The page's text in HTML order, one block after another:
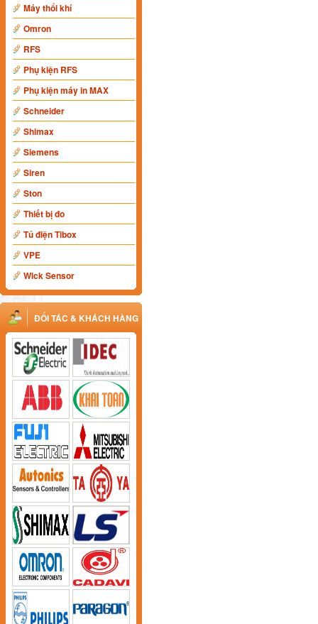
Máy thổi khí
Omron
RFS
Phụ kiện RFS
Phụ kiện máy in MAX
Schneider
Shimax
Siemens
Siren
Ston
Thiết bị đo
Tủ điện Tibox
VPE
Wick Sensor
ĐỐI TÁC & KHÁCH HÀNG